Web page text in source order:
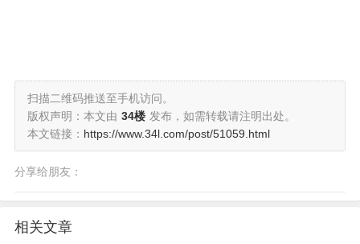
扫描二维码推送至手机访问。
版权声明：本文由 34楼 发布，如需转载请注明出处。
本文链接： https://www.34l.com/post/51059.html
分享给朋友：
相关文章